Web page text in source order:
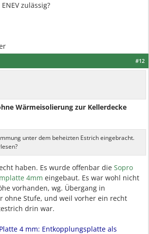
zulässig?
#12
Wärmeisolierung zur Kellerdecke
unter dem beheizten Estrich eingebracht.
haben. Es wurde offenbar die Sopro
4mm eingebaut. Es war wohl nicht
vorhanden, wg. Übergang in
ohne Stufe, und weil vorher ein recht
drin war.
4 mm: Entkopplungsplatte als